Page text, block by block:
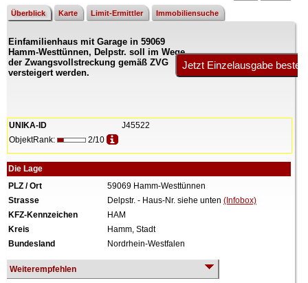
z.B.:15 Frankfurtfür
Frankfurt/Oder
und6 Frankfurtfür Frankfurt
Immobiliensuche
nach Kreis
nach Amtsgericht
Überblick Karte Limit-Ermittler Immobiliensuche
Einfamilienhaus mit Garage in 59069
Hamm-Westtünnen, Delpstr. soll im Wege
der Zwangsvollstreckung gemäß ZVG
versteigert werden.
UNIKA-ID
J45522
ObjektRank:
2/10
Die Lage
PLZ / Ort
59069 Hamm-Westtünnen
Strasse
Delpstr. - Haus-Nr. siehe unten (Infobox)
KFZ-Kennzeichen
HAM
Kreis
Hamm, Stadt
Bundesland
Nordrhein-Westfalen
Weiterempfehlen